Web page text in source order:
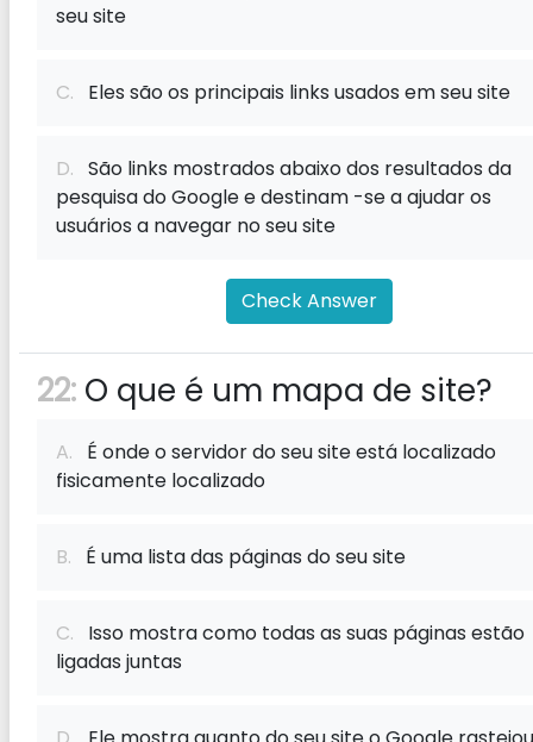
seu site
C. Eles são os principais links usados ​​em seu site
D. São links mostrados abaixo dos resultados da
pesquisa do Google e destinam -se a ajudar os
usuários a navegar no seu site
Check Answer
22: O que é um mapa de site?
A. É onde o servidor do seu site está localizado
fisicamente localizado
B. É uma lista das páginas do seu site
C. Isso mostra como todas as suas páginas estão
ligadas juntas